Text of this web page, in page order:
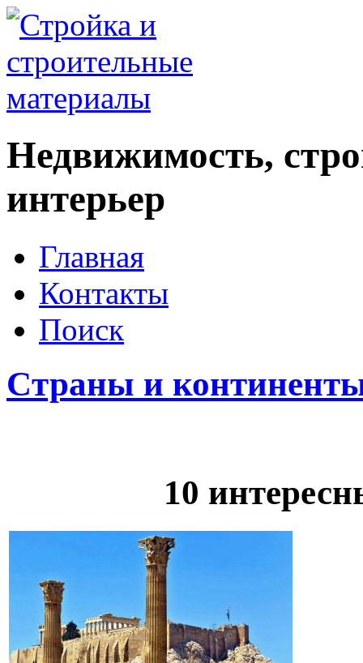
Недвижимость,
интерьер
Главная
Контакты
Поиск
Cтраны и
10